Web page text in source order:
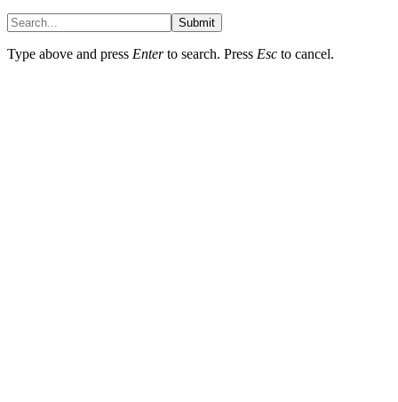
Submit
Type above and press Enterto search. Press Esc to cancel.